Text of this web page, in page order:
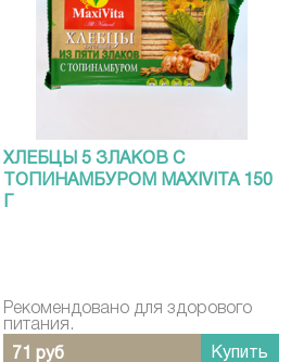
ХЛЕБЦЫ 5 ЗЛАКОВ С
ТОПИНАМБУРОМ MAXIVITA 150
Рекомендовано для здорового
питания.
71 руб
Купить